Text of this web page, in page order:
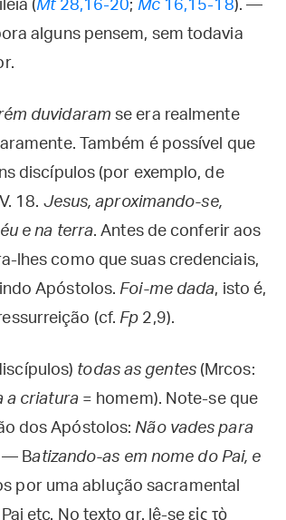
(Mt28,16-20; Mc16,15-18). —
alguns pensem, sem todavia
duvidaram se era realmente
Também é possível que
discípulos (por exemplo, de
18. Jesus, aproximando-se,
e na terra. Antes de conferir aos
lhes como que suas credenciais,
Apóstolos.Foi-me dada, isto é,
(cf.Fp 2,9).
todas as gentes(Mrcos:
a criatura= homem). Note-se que
dos Apóstolos:Não vades para
— Batizando-as em nome do Pai, e
por uma ablução sacramental
etc. No texto gr. lê-se εἰς τὸ